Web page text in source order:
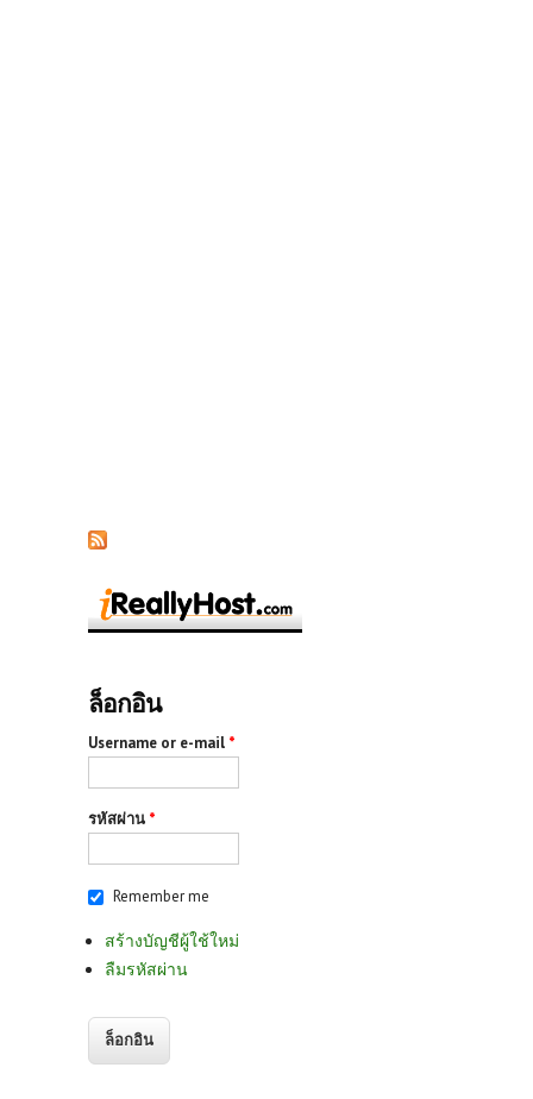
ล็อกอิน
Username or e-mail *
รหัสผ่าน *
Remember me
สร้างบัญชีผู้ใช้ใหม่
ลืมรหัสผ่าน